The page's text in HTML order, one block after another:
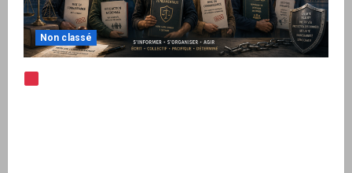
Non classé